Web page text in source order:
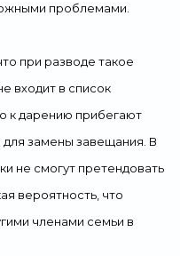
проблемами.
при разводе такое
входит в список
к дарению прибегают
замены завещания. В
не смогут претендовать
вероятность, что
членами семьи в